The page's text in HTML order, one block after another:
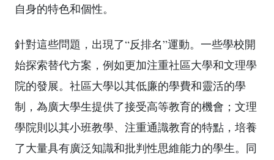
自身的特色和個性。
針對這些問題，出現了“反排名”運動。一些學校開
始探索替代方案，例如更加注重社區大學和文理學
院的發展。社區大學以其低廉的學費和靈活的學
制，為廣大學生提供了接受高等教育的機會；文理
學院則以其小班教學、注重通識教育的特點，培養
了大量具有廣泛知識和批判性思維能力的學生。同